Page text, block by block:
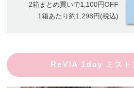
2箱まとめ買いで1,100円OFF
1箱あたり約1,298円(税込)
ReVIA 1day ミスト